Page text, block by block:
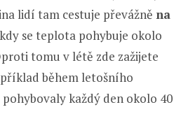
lidí tam cestuje převážně na
se teplota pohybuje okolo
tomu v létě zde zažijete
během letošního
každý den okolo 40